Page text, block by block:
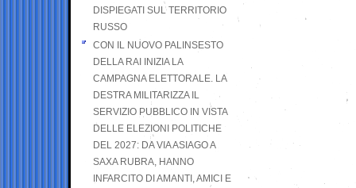
DISPIEGATI SUL TERRITORIO
RUSSO
CON IL NUOVO PALINSESTO
DELLA RAI INIZIA LA
CAMPAGNA ELETTORALE. LA
DESTRA MILITARIZZA IL
SERVIZIO PUBBLICO IN VISTA
DELLE ELEZIONI POLITICHE
DEL 2027: DA VIA ASIAGO A
SAXA RUBRA, HANNO
INFARCITO DI AMANTI, AMICI E